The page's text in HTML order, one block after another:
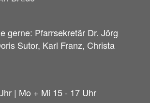
gerne: Pfarrsekretär Dr. Jörg
Sutor, Karl Franz, Christa
| Mo + Mi 15 - 17 Uhr